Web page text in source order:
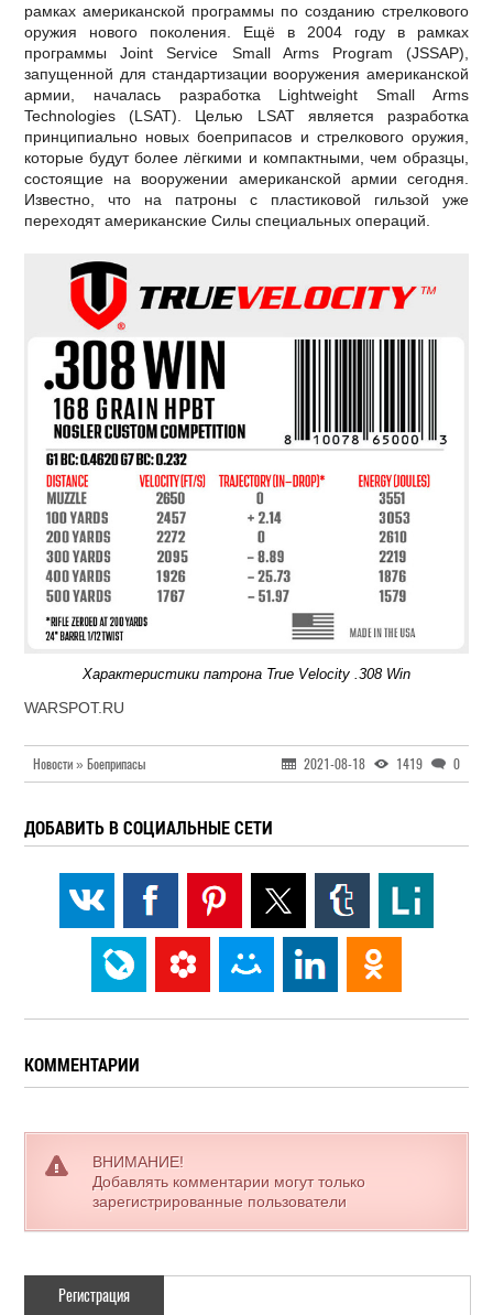
рамках американской программы по созданию стрелкового
оружия нового поколения. Ещё в 2004 году в рамках
программы Joint Service Small Arms Program (JSSAP),
запущенной для стандартизации вооружения американской
армии, началась разработка Lightweight Small Arms
Technologies (LSAT). Целью LSAT является разработка
принципиально новых боеприпасов и стрелкового оружия,
которые будут более лёгкими и компактными, чем образцы,
состоящие на вооружении американской армии сегодня.
Известно, что на патроны с пластиковой гильзой уже
переходят американские Силы специальных операций.
Характеристики патрона True Velocity .308 Win
WARSPOT.RU
Новости » Боеприпасы 2021-08-18 1419 0
ДОБАВИТЬ В СОЦИАЛЬНЫЕ СЕТИ
КОММЕНТАРИИ
ВНИМАНИЕ!
Добавлять комментарии могут только
зарегистрированные пользователи
Регистрация